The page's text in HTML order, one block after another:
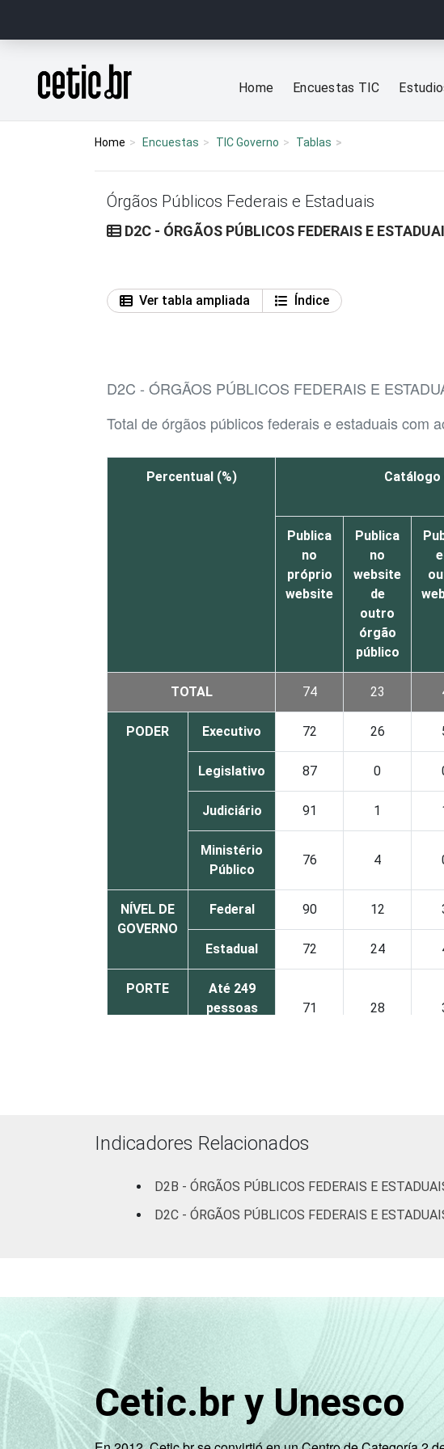
Página inicial
Home Encuestas TIC
Home Encuestas TIC Governo Tablas
Órgãos Públicos Federais e Estaduais
D2C - ÓRGÃOS PÚBLICOS FEDERAIS E
Ver tabla ampliada
Índice
D2C - ÓRGÃOS PÚBLICOS FEDERAIS E
Total de órgãos públicos federais e estaduais com
Percentual (%) Catálogo
Publica
no
próprio
website
Publica
no
website
de
outro
órgão
público
TOTAL 74 23
PODER Executivo 72 26
Legislativo 87 0
Judiciário 91 1
Ministério
Público
76 4
NÍVEL DE
GOVERNO
Federal 90 12
Estadual 72 24
PORTE
Até 249
pessoas
71 28
declarado
Indicadores Relacionados
D2B - ÓRGÃOS PÚBLICOS FEDERAIS E
D2C - ÓRGÃOS PÚBLICOS FEDERAIS E
Cetic.br y Unesco